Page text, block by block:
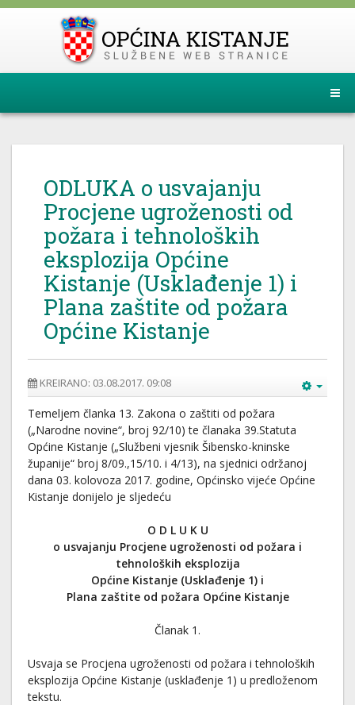
ODLUKA o usvajanju
Procjene ugroženosti od
požara i tehnoloških
eksplozija Općine
Kistanje (Usklađenje 1) i
Plana zaštite od požara
Općine Kistanje
KREIRANO: 03.08.2017. 09:08
Temeljem članka 13. Zakona o zaštiti od požara
(„Narodne novine“, broj 92/10) te članaka 39.Statuta
Općine Kistanje („Službeni vjesnik Šibensko-kninske
županije“ broj 8/09.,15/10. i 4/13), na sjednici održanoj
dana 03. kolovoza 2017. godine, Općinsko vijeće Općine
Kistanje donijelo je sljedeću
O D L U K U
o usvajanju Procjene ugroženosti od požara i
tehnoloških eksplozija
Općine Kistanje (Usklađenje 1) i
Plana zaštite od požara Općine Kistanje
Članak 1.
Usvaja se Procjena ugroženosti od požara i tehnoloških
eksplozija Općine Kistanje (usklađenje 1) u predloženom
tekstu.